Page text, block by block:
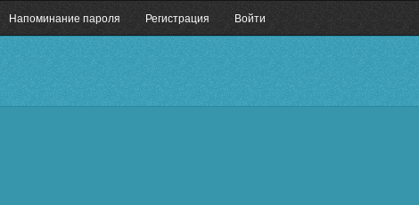
Напоминание пароля Регистрация Войти